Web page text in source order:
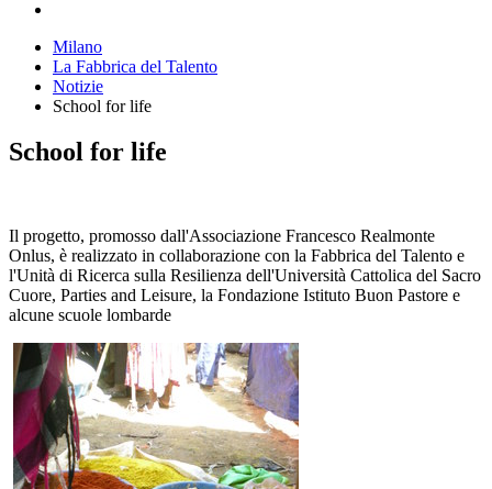
Milano
La Fabbrica del Talento
Notizie
School for life
School for life
Il progetto, promosso dall'Associazione Francesco Realmonte
Onlus, è realizzato in collaborazione con la Fabbrica del Talento e
l'Unità di Ricerca sulla Resilienza dell'Università Cattolica del Sacro
Cuore, Parties and Leisure, la Fondazione Istituto Buon Pastore e
alcune scuole lombarde